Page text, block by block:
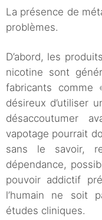
La présence de
problèmes.
D’abord, les
nicotine sont
fabricants comme
désireux d’utiliser
désaccoutumer
vapotage pourrait
sans le savoir,
dépendance,
pouvoir addictif
l’humain ne soit
études cliniques.